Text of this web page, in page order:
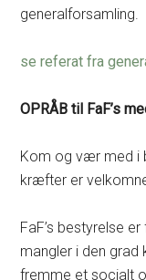
generalforsamling.
se referat fra
OPRÅB til FaF’s
Kom og vær med i
kræfter er
FaF’s bestyrelse
mangler i den
fremme et socialt